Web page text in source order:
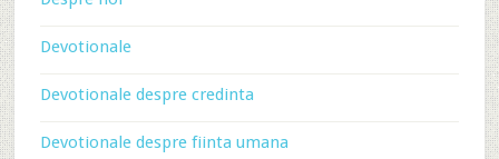
Devotionale
Devotionale despre credinta
Devotionale despre fiinta umana